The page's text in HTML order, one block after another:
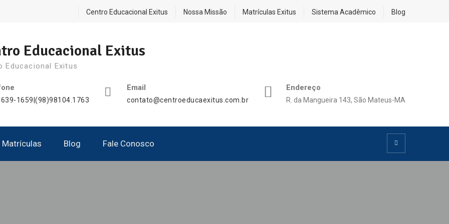
Centro Educacional Exitus Nossa Missão Matrículas Exitus Sistema Acadêmico Blog
Educacional Exitus
Educacional Exitus
1659|(98)98104.1763
Email
contato@centroeducaexitus.com.br
Endereço
R. da Mangueira 143, São Mateus-MA
Matrículas Blog Fale Conosco